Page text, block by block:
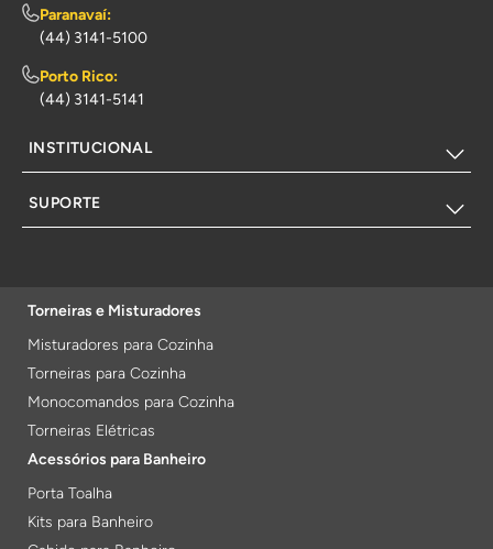
Paranavaí:
(44) 3141-5100
Porto Rico:
(44) 3141-5141
INSTITUCIONAL
SUPORTE
Torneiras e Misturadores
Misturadores para Cozinha
Torneiras para Cozinha
Monocomandos para Cozinha
Torneiras Elétricas
Acessórios para Banheiro
Porta Toalha
Kits para Banheiro